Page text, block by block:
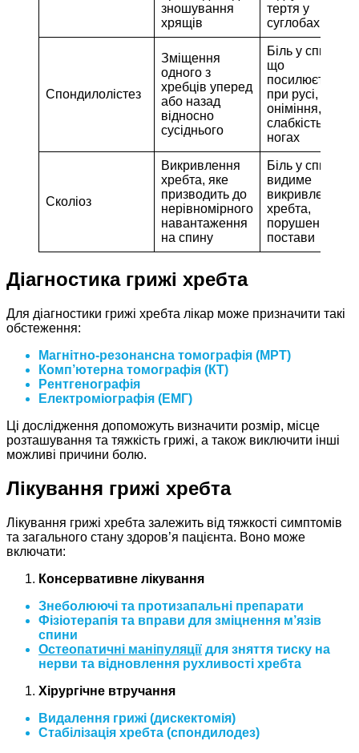
зношування
хрящів
тертя у
суглобах
Спондилолістез
Зміщення
одного з
хребців уперед
або назад
відносно
сусіднього
Біль у спині,
що
посилюється
при русі,
оніміння,
слабкість у
ногах
Сколіоз
Викривлення
хребта, яке
призводить до
нерівномірного
навантаження
на спину
Біль у спині,
видиме
викривлення
хребта,
порушення
постави
Діагностика грижі хребта
Для діагностики грижі хребта лікар може призначити такі
обстеження:
Магнітно-резонансна томографія (МРТ)
Комп’ютерна томографія (КТ)
Рентгенографія
Електроміографія (ЕМГ)
Ці дослідження допоможуть визначити розмір, місце
розташування та тяжкість грижі, а також виключити інші
можливі причини болю.
Лікування грижі хребта
Лікування грижі хребта залежить від тяжкості симптомів
та загального стану здоров’я пацієнта. Воно може
включати:
Консервативне лікування
Знеболюючі та протизапальні препарати
Фізіотерапія та вправи для зміцнення м’язів
спини
Остеопатичні маніпуляції для зняття тиску на
нерви та відновлення рухливості хребта
Хірургічне втручання
Видалення грижі (дискектомія)
Стабілізація хребта (спондилодез)